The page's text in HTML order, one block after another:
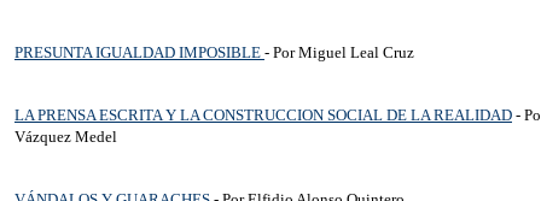
PRESUNTA IGUALDAD IMPOSIBLE - Por Miguel Leal Cruz
LA PRENSA ESCRITA Y LA CONSTRUCCION SOCIAL DE LA REALIDAD -
Vázquez Medel